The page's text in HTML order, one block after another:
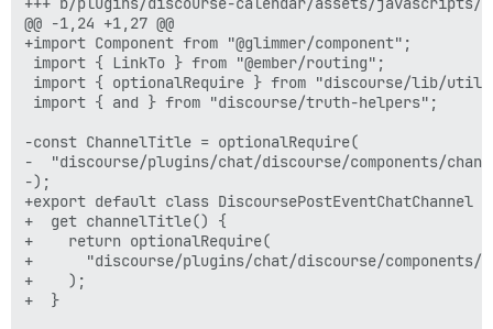
@@ -1,24 +1,27 @@
+import Component from "@glimmer/component";
import { LinkTo } from "@ember/routing";
import { optionalRequire } from "discourse/lib/
import { and } from "discourse/truth-helpers";
-const ChannelTitle = optionalRequire(
-  "discourse/plugins/chat/discourse/components/
-);
+export default class DiscoursePostEventChatChannel
+  get channelTitle() {
+    return optionalRequire(
+      "discourse/plugins/chat/discourse/
+    );
+  }